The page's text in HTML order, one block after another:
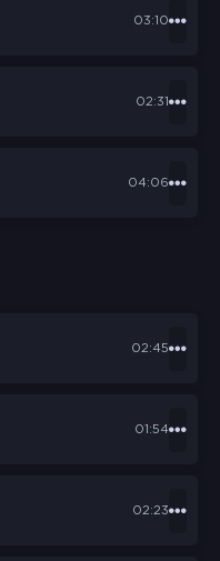
03:10
02:31
04:06
02:45
01:54
02:23